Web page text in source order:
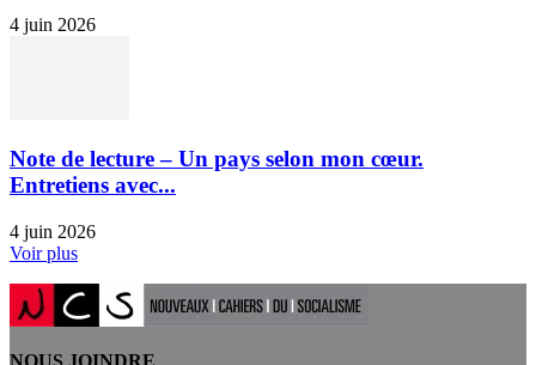
4 juin 2026
Note de lecture – Un pays selon mon cœur.
Entretiens avec...
4 juin 2026
Voir plus
NOUS JOINDRE